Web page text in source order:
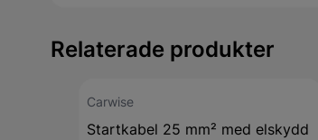
Relaterade produkter
Carwise
Startkabel 25 mm² med elskydd